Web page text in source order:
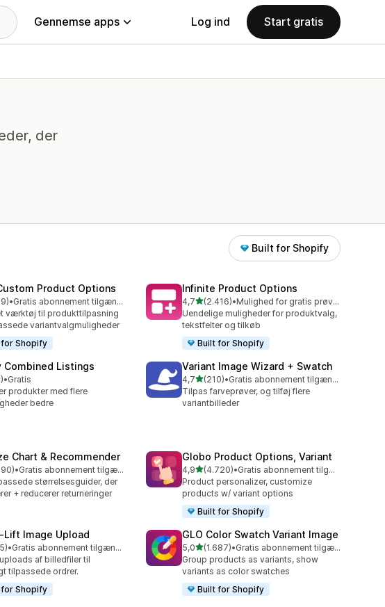
Gennemse apps Log ind Start gratis
der
Built for Shopify
Product Options
stjerner
i alt
•
Gratis abonnement tilgængeligt
værktøj til produkttilpasning
variantvalgmuligheder
Shopify
Infinite Product Options
4,7ud af 5 stjerner
(2.416)
2416 anmeldelser i alt
•
Mulighed for gratis prøveperiode
Uendelige muligheder for produktvalg,
tekstfelter og tilkøb
Built for Shopify
Combined Listings
stjerner
i alt
•Gratis
produkter med flere
bedre
Variant Image Wizard + Swatch
4,7ud af 5 stjerner
(210)
210 anmeldelser i alt
•
Gratis abonnement tilgængeligt
Tilpas farveprøver, og tilføj flere
variantbilleder
Chart & Recommender
stjerner
i alt
•
Gratis abonnement tilgængeligt
størrelsesguider, der
+ reducerer returneringer
Globo Product Options, Variant
4,9ud af 5 stjerner
(4.720)
4720 anmeldelser i alt
•
Gratis abonnement tilgængeligt
Product personalizer, customize
products w/ variant options
Built for Shopify
Image Upload
stjerner
i alt
•
Gratis abonnement tilgængeligt
af billedfiler til
tilpassede ordrer.
Shopify
GLO Color Swatch Variant Image
5,0ud af 5 stjerner
(1.687)
1687 anmeldelser i alt
•
Gratis abonnement tilgængeligt
Group products as variants, show
variants as color swatches
Built for Shopify